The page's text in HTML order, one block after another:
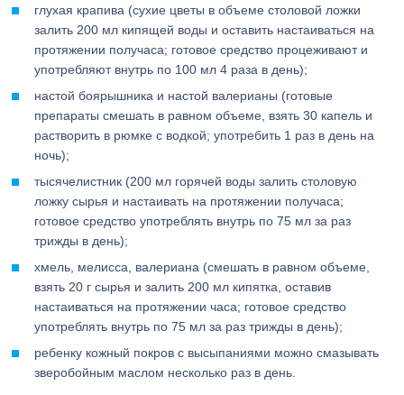
глухая крапива (сухие цветы в объеме столовой ложки
залить 200 мл кипящей воды и оставить настаиваться на
протяжении получаса; готовое средство процеживают и
употребляют внутрь по 100 мл 4 раза в день);
настой боярышника и настой валерианы (готовые
препараты смешать в равном объеме, взять 30 капель и
растворить в рюмке с водкой; употребить 1 раз в день на
ночь);
тысячелистник (200 мл горячей воды залить столовую
ложку сырья и настаивать на протяжении получаса;
готовое средство употреблять внутрь по 75 мл за раз
трижды в день);
хмель, мелисса, валериана (смешать в равном объеме,
взять 20 г сырья и залить 200 мл кипятка, оставив
настаиваться на протяжении часа; готовое средство
употреблять внутрь по 75 мл за раз трижды в день);
ребенку кожный покров с высыпаниями можно смазывать
зверобойным маслом несколько раз в день.